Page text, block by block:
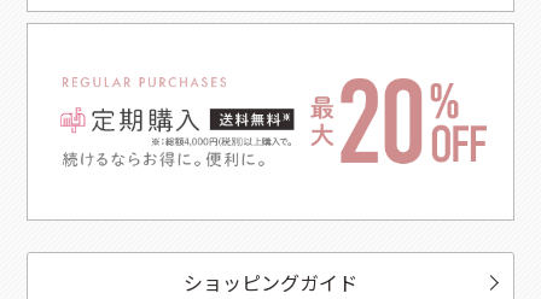
ショッピングガイド